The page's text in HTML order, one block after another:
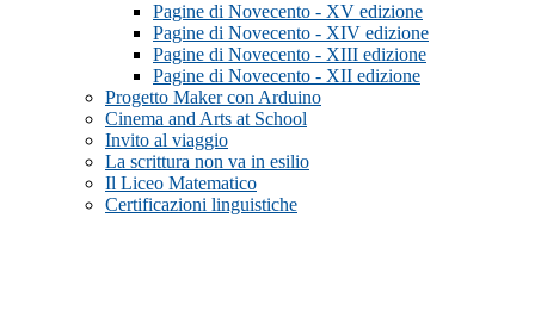
Pagine di Novecento - XV edizione
Pagine di Novecento - XIV edizione
Pagine di Novecento - XIII edizione
Pagine di Novecento - XII edizione
Progetto Maker con Arduino
Cinema and Arts at School
Invito al viaggio
La scrittura non va in esilio
Il Liceo Matematico
Certificazioni linguistiche